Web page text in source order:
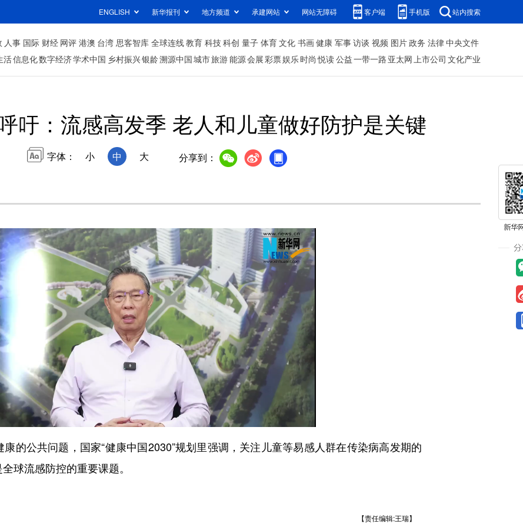
ENGLISH 新华报刊 地方频道 承建网站 网站无障碍 客户端 手机版 站内搜索
人事 国际 财经 网评 港澳 台湾 思客智库 全球连线教育 科技科创 量子 体育文化 书画健康 军事访谈 视频 图片政务 法律中央文件
活信息化数字经济学术中国 乡村振兴银龄溯源中国城市旅游能源会展彩票娱乐时尚 悦读公益一带一路 亚太网上市公司 文化产业
吁：流感高发季 老人和儿童做好防护是关键
字体： 小 中 大 分享到：
的公共问题，国家“健康中国2030”规划里强调，关注儿童等易感人群在传染病高发期的
球流感防控的重要课题。
【责任编辑:王瑞】